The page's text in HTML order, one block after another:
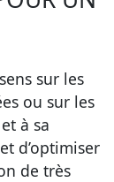
sur les
ou sur les
à sa
d’optimiser
de très